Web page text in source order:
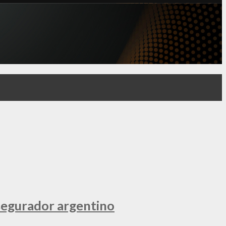
argentino